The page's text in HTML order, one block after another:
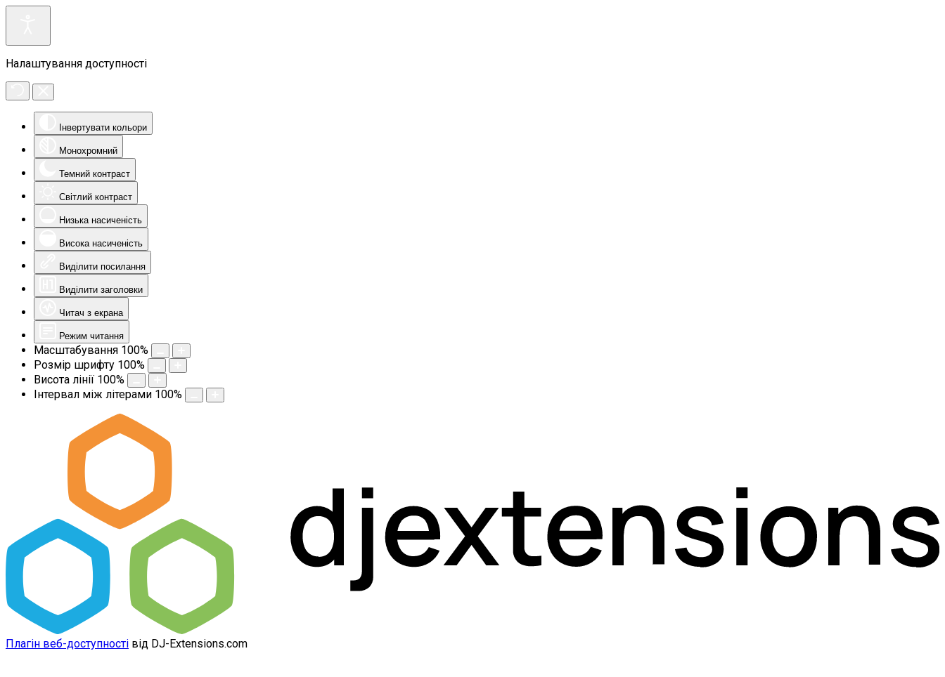
Налаштування доступності
Інвертувати кольори
Монохромний
Темний контраст
Світлий контраст
Низька насиченість
Висока насиченість
Виділити посилання
Виділити заголовки
Читач з екрана
Режим читання
Масштабування 100%
Розмір шрифту 100%
Висота лінії 100%
Інтервал між літерами 100%
Плагін веб-доступності від DJ-Extensions.com